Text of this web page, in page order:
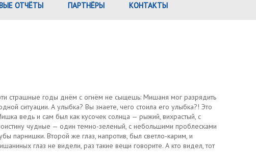
ОТЧЁТЫ ПАРТНЁРЫ КОНТАКТЫ
страшные годы днём с огнём не сыщешь: Мишаня мог разрядить
ситуации. А улыбка? Вы знаете, чего стоила его улыбка?! Это
ведь и сам был как кусочек солнца — рыжий, вихрастый, с
чудные — один темно-зеленый, с небольшими проблесками
парнишки. Второй же глаз, напротив, был светло-карим, и
глаз не видели, раз такие вещи говорите. А кто видел, тот